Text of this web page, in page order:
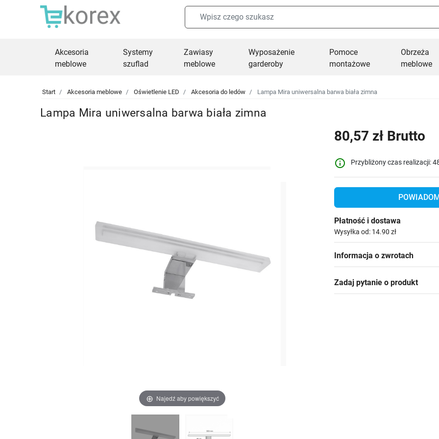
Akcesoria
meblowe
Systemy
szuflad
Zawiasy
meblowe
Wyposażenie
garderoby
Pomoce
montażowe
Obrzeża
meblowe
Start Akcesoria meblowe Oświetlenie LED Akcesoria do ledów Lampa Mira uniwersalna barwa biała zimna
Lampa Mira uniwersalna barwa biała zimna
Najedź aby powiększyć
80,57 zł Brutto
info_outline Przybliżony czas realizacji:
Płatność i dostawa
Wysyłka od: 14.90 zł
Informacja o zwrotach
Zadaj pytanie o produkt